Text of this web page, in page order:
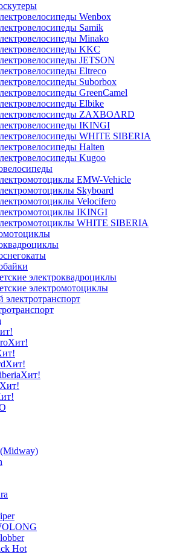
Wenbox
Samik
Minako
KKC
JETSON
Eltreco
Suborbox
GreenCamel
Elbike
ZAXBOARD
IKINGI
WHITE SIBERIA
Halten
Kugoo
EMW-Vehicle
Skyboard
Velocifero
IKINGI
WHITE SIBERIA
электроквадроциклы
электромотоциклы
электротранспорт
Хит!
Хит!
Хит!
Хит!
Hot